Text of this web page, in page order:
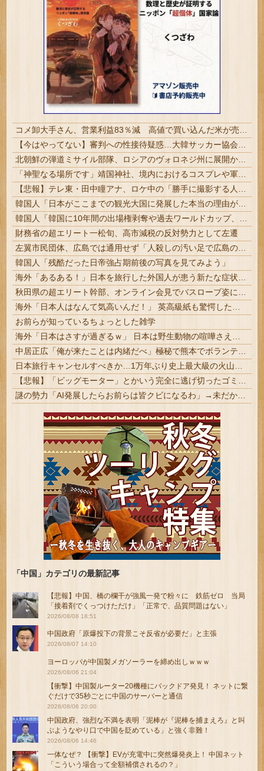
財務省の超エリート一松旬、高市減税の反対勢力として左遷
韓国人「残酷だった日帝強占期前後の写真を見てみよう」
お前らが知っているちょっとした雑学
「中国」カテゴリの最新記事
【悲報】中国、橋の欄干が強風一発で粉々に 鉄筋ゼロ 当局
「接着剤でくっつけただけ」「正常で、品質問題はない」
2026/08/08 18:51
中国政府「原爆投下の背景こそ反省が必要だ」と主張
2026/08/07 14:10
ヨーロッパが中国製メガソーラーを締め出しｗｗｗ
2026/08/06 21:04
【衝撃】中国製ルーター20機種にバックドア発見！ ネットに繋
ぐだけで35秒ごとに中国のサーバーと通信
2026/08/06 20:00
中国政府、強烈な不満を表明「泥棒が『泥棒を捕まえろ』と叫
ぶようなやり口で中国を貶めている」と強く非難！
2026/08/06 14:46
一体なぜ？ 【衝撃】EVが充電中に突然爆発炎上！ 中国ネット
「こういう場合って全額補償されるの？」